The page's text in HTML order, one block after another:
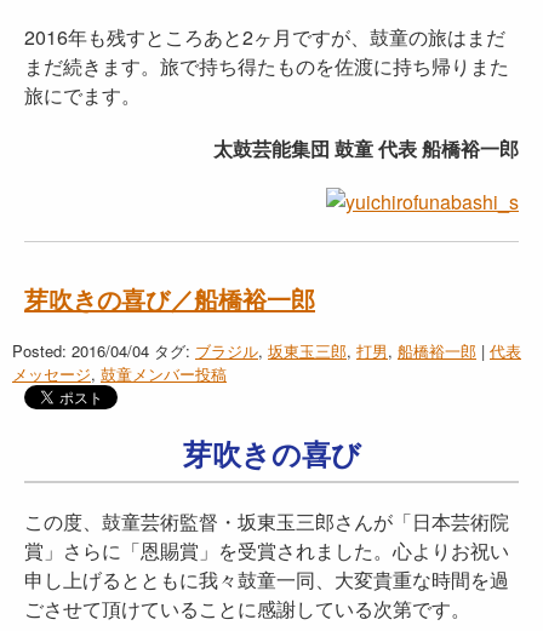
2016年も残すところあと2ヶ月ですが、鼓童の旅はまだ
まだ続きます。旅で持ち得たものを佐渡に持ち帰りまた
旅にでます。
太鼓芸能集団 鼓童 代表 船橋裕一郎
芽吹きの喜び／船橋裕一郎
Posted: 2016/04/04 タグ: ブラジル, 坂東玉三郎, 打男, 船橋裕一郎 | 代表
メッセージ, 鼓童メンバー投稿
芽吹きの喜び
この度、鼓童芸術監督・坂東玉三郎さんが「日本芸術院
賞」さらに「恩賜賞」を受賞されました。心よりお祝い
申し上げるとともに我々鼓童一同、大変貴重な時間を過
ごさせて頂けていることに感謝している次第です。